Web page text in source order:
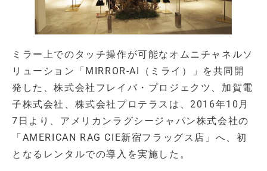
ミラー上でのタッチ操作が可能なオムニチャネルソ
リューション「MIRROR-AI（ミライ）」を共同開
発した、株式会社フレイバ・プロジェクツ、加賀電
子株式会社、株式会社プロテラスは、2016年10月
7日より、アメリカンラグシージャパン株式会社の
「AMERICAN RAG CIE新宿フラッグス店」へ、初
となるレンタルでの導入を実施した。